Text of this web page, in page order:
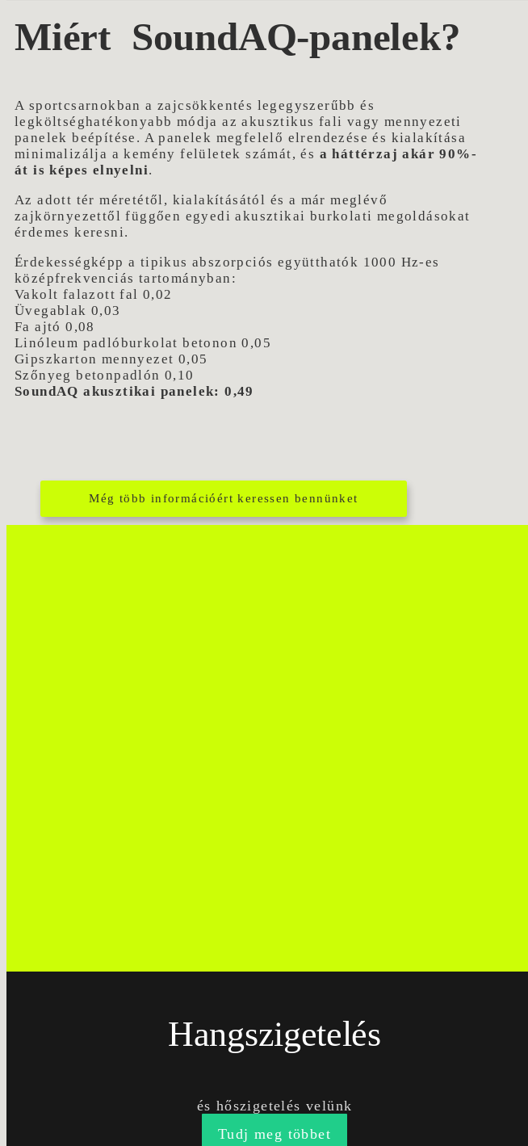
Miért SoundAQ-panelek?
A sportcsarnokban a zajcsökkentés legegyszerűbb és
legköltséghatékonyabb módja az akusztikus fali vagy mennyezeti
panelek beépítése. A panelek megfelelő elrendezése és kialakítása
minimalizálja a kemény felületek számát, és a háttérzaj akár 90%-
át is képes elnyelni.
Az adott tér méretétől, kialakításától és a már meglévő
zajkörnyezettől függően egyedi akusztikai burkolati megoldásokat
érdemes keresni.
Érdekességképp a tipikus abszorpciós együtthatók 1000 Hz-es
középfrekvenciás tartományban:
Vakolt falazott fal 0,02
Üvegablak 0,03
Fa ajtó 0,08
Linóleum padlóburkolat betonon 0,05
Gipszkarton mennyezet 0,05
Szőnyeg betonpadlón 0,10
SoundAQ akusztikai panelek: 0,49
Még több információért keressen bennünket
Hangszigetelés
és hőszigetelés velünk
Tudj meg többet